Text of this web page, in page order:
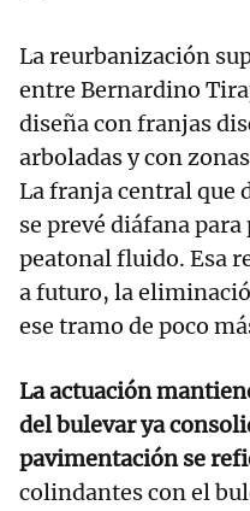
La reurbanización
entre Bernardino
diseña con franjas
arboladas y con
La franja central que
se prevé diáfana
peatonal fluido. Esa
a futuro, la
ese tramo de poco
La actuación
del bulevar ya
pavimentación se
colindantes con el